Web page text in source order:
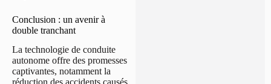
Conclusion : un avenir à
double tranchant
La technologie de conduite
autonome offre des promesses
captivantes, notamment la